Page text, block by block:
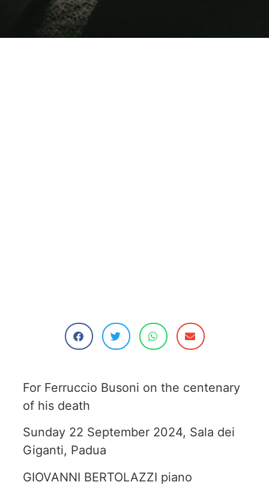
For Ferruccio Busoni on the centenary
of his death
Sunday 22 September 2024, Sala dei
Giganti, Padua
GIOVANNI BERTOLAZZI piano